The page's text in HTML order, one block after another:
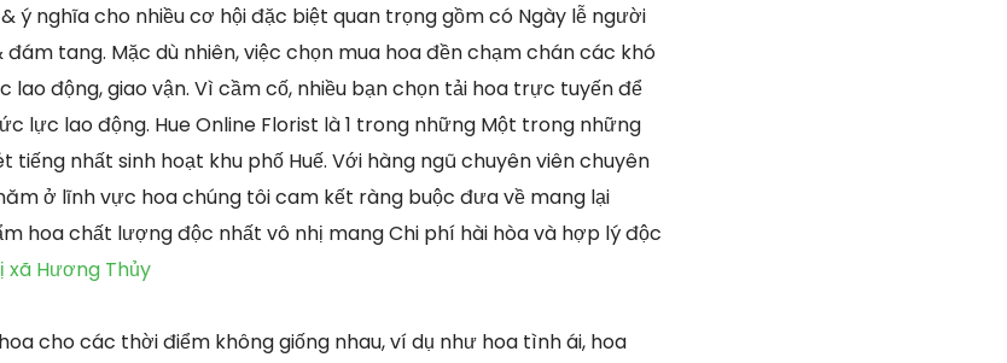
ý nghĩa cho nhiều cơ hội đặc biệt quan trọng gồm có Ngày lễ người
đám tang. Mặc dù nhiên, việc chọn mua hoa đền chạm chán các khó
lao động, giao vận. Vì cầm cố, nhiều bạn chọn tải hoa trực tuyến để
lực lao động. Hue Online Florist là 1 trong những Một trong những
tiếng nhất sinh hoạt khu phố Huế. Với hàng ngũ chuyên viên chuyên
ở lĩnh vực hoa chúng tôi cam kết ràng buộc đưa về mang lại
hoa chất lượng độc nhất vô nhị mang Chi phí hài hòa và hợp lý độc
xã Hương Thủy
cho các thời điểm không giống nhau, ví dụ như hoa tình ái, hoa